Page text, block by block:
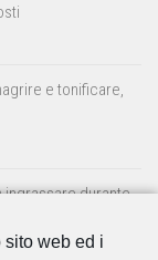
sito web ed i
e tonificare,
ingrassare durante